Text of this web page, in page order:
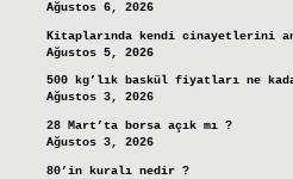
Ağustos 6, 2026
Kitaplarında kendi cinayetlerini
Ağustos 5, 2026
500 kg’lık baskül fiyatları ne
Ağustos 3, 2026
28 Mart’ta borsa açık mı ?
Ağustos 3, 2026
80’in kuralı nedir ?